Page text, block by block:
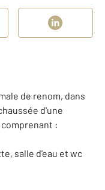
de renom, dans
d'une
:
salle d'eau et wc